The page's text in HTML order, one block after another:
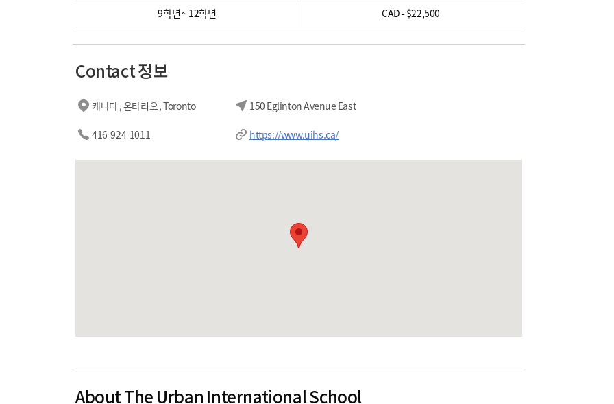
9학년 ~ 12학년
CAD - $22,500
Contact 정보
캐나다 , 온타리오 , Toronto 150 Eglinton Avenue East
416-924-1011 https://www.uihs.ca/
About The Urban International School